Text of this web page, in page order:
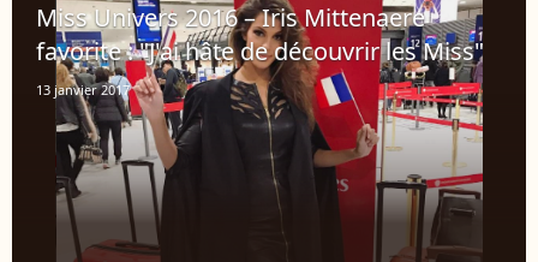
Miss Univers 2016 – Iris Mittenaere
favorite : "J'ai hâte de découvrir les Miss"
13 janvier 2017